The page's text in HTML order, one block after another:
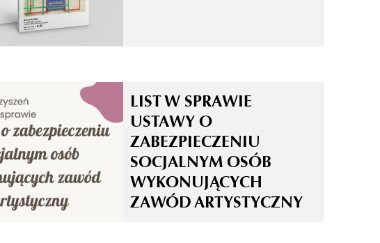
LIST W SPRAWIE
USTAWY O
ZABEZPIECZENIU
SOCJALNYM OSÓB
WYKONUJĄCYCH
ZAWÓD ARTYSTYCZNY